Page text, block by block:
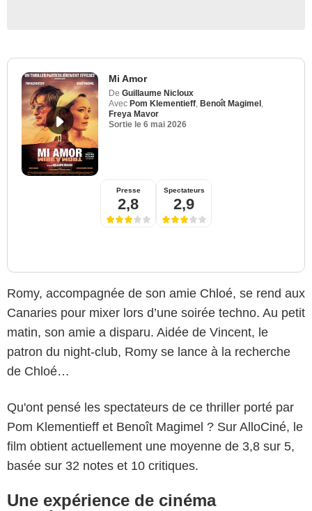
Mi Amor
De Guillaume Nicloux
Avec Pom Klementieff Benoît Magimel
Freya Mavor
Sortie le 6 mai 2026
Presse
2,8
Spectateurs
2,9
Romy, accompagnée de son amie Chloé, se rend aux
Canaries pour mixer lors d’une soirée techno. Au petit
matin, son amie a disparu. Aidée de Vincent, le
patron du night-club, Romy se lance à la recherche
de Chloé…
Qu'ont pensé les spectateurs de ce thriller porté par
Pom Klementieff et Benoît Magimel ? Sur AlloCiné, le
film obtient actuellement une moyenne de 3,8 sur 5,
basée sur 32 notes et 10 critiques.
Une expérience de cinéma